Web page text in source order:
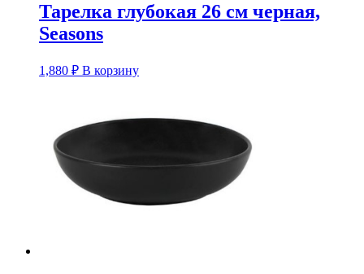
Тарелка глубокая 26 см черная,
Seasons
1,880 ₽ В корзину